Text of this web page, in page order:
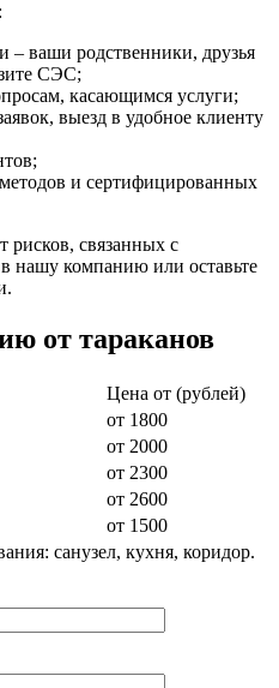
– ваши родственники, друзья
СЭС;
касающимся услуги;
выезд в удобное клиенту
и сертифицированных
рисков, связанных с
нашу компанию или оставьте
от тараканов
Цена от (рублей)
от 1800
от 2000
от 2300
от 2600
от 1500
санузел, кухня, коридор.